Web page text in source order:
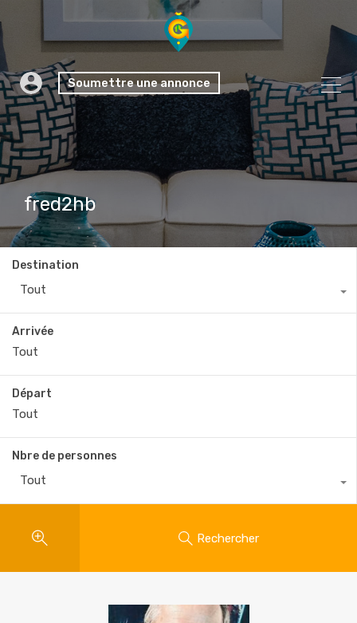
Soumettre une annonce
fred2hb
Destination
Tout
Arrivée
Départ
Nbre de personnes
Tout
Rechercher